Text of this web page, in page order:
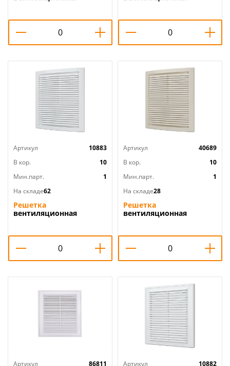
1724С ERA, 1/80
175x175ВРС, медь Эвент,
1/13
Артикул
10883
В кор.
10
Мин.парт.
1
На складе62
Решетка
вентиляционная
сеткой ERA, 1/60
Артикул
40689
В кор.
10
Мин.парт.
1
На складе28
Решетка
вентиляционная
кость, ERA, 1/60
Артикул 86811 Артикул 10882